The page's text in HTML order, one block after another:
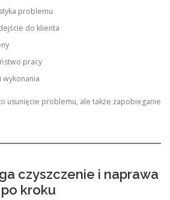
problemu
do klienta
pracy
wykonania
usunięcie problemu, ale także zapobieganie
czyszczenie i naprawa
kroku